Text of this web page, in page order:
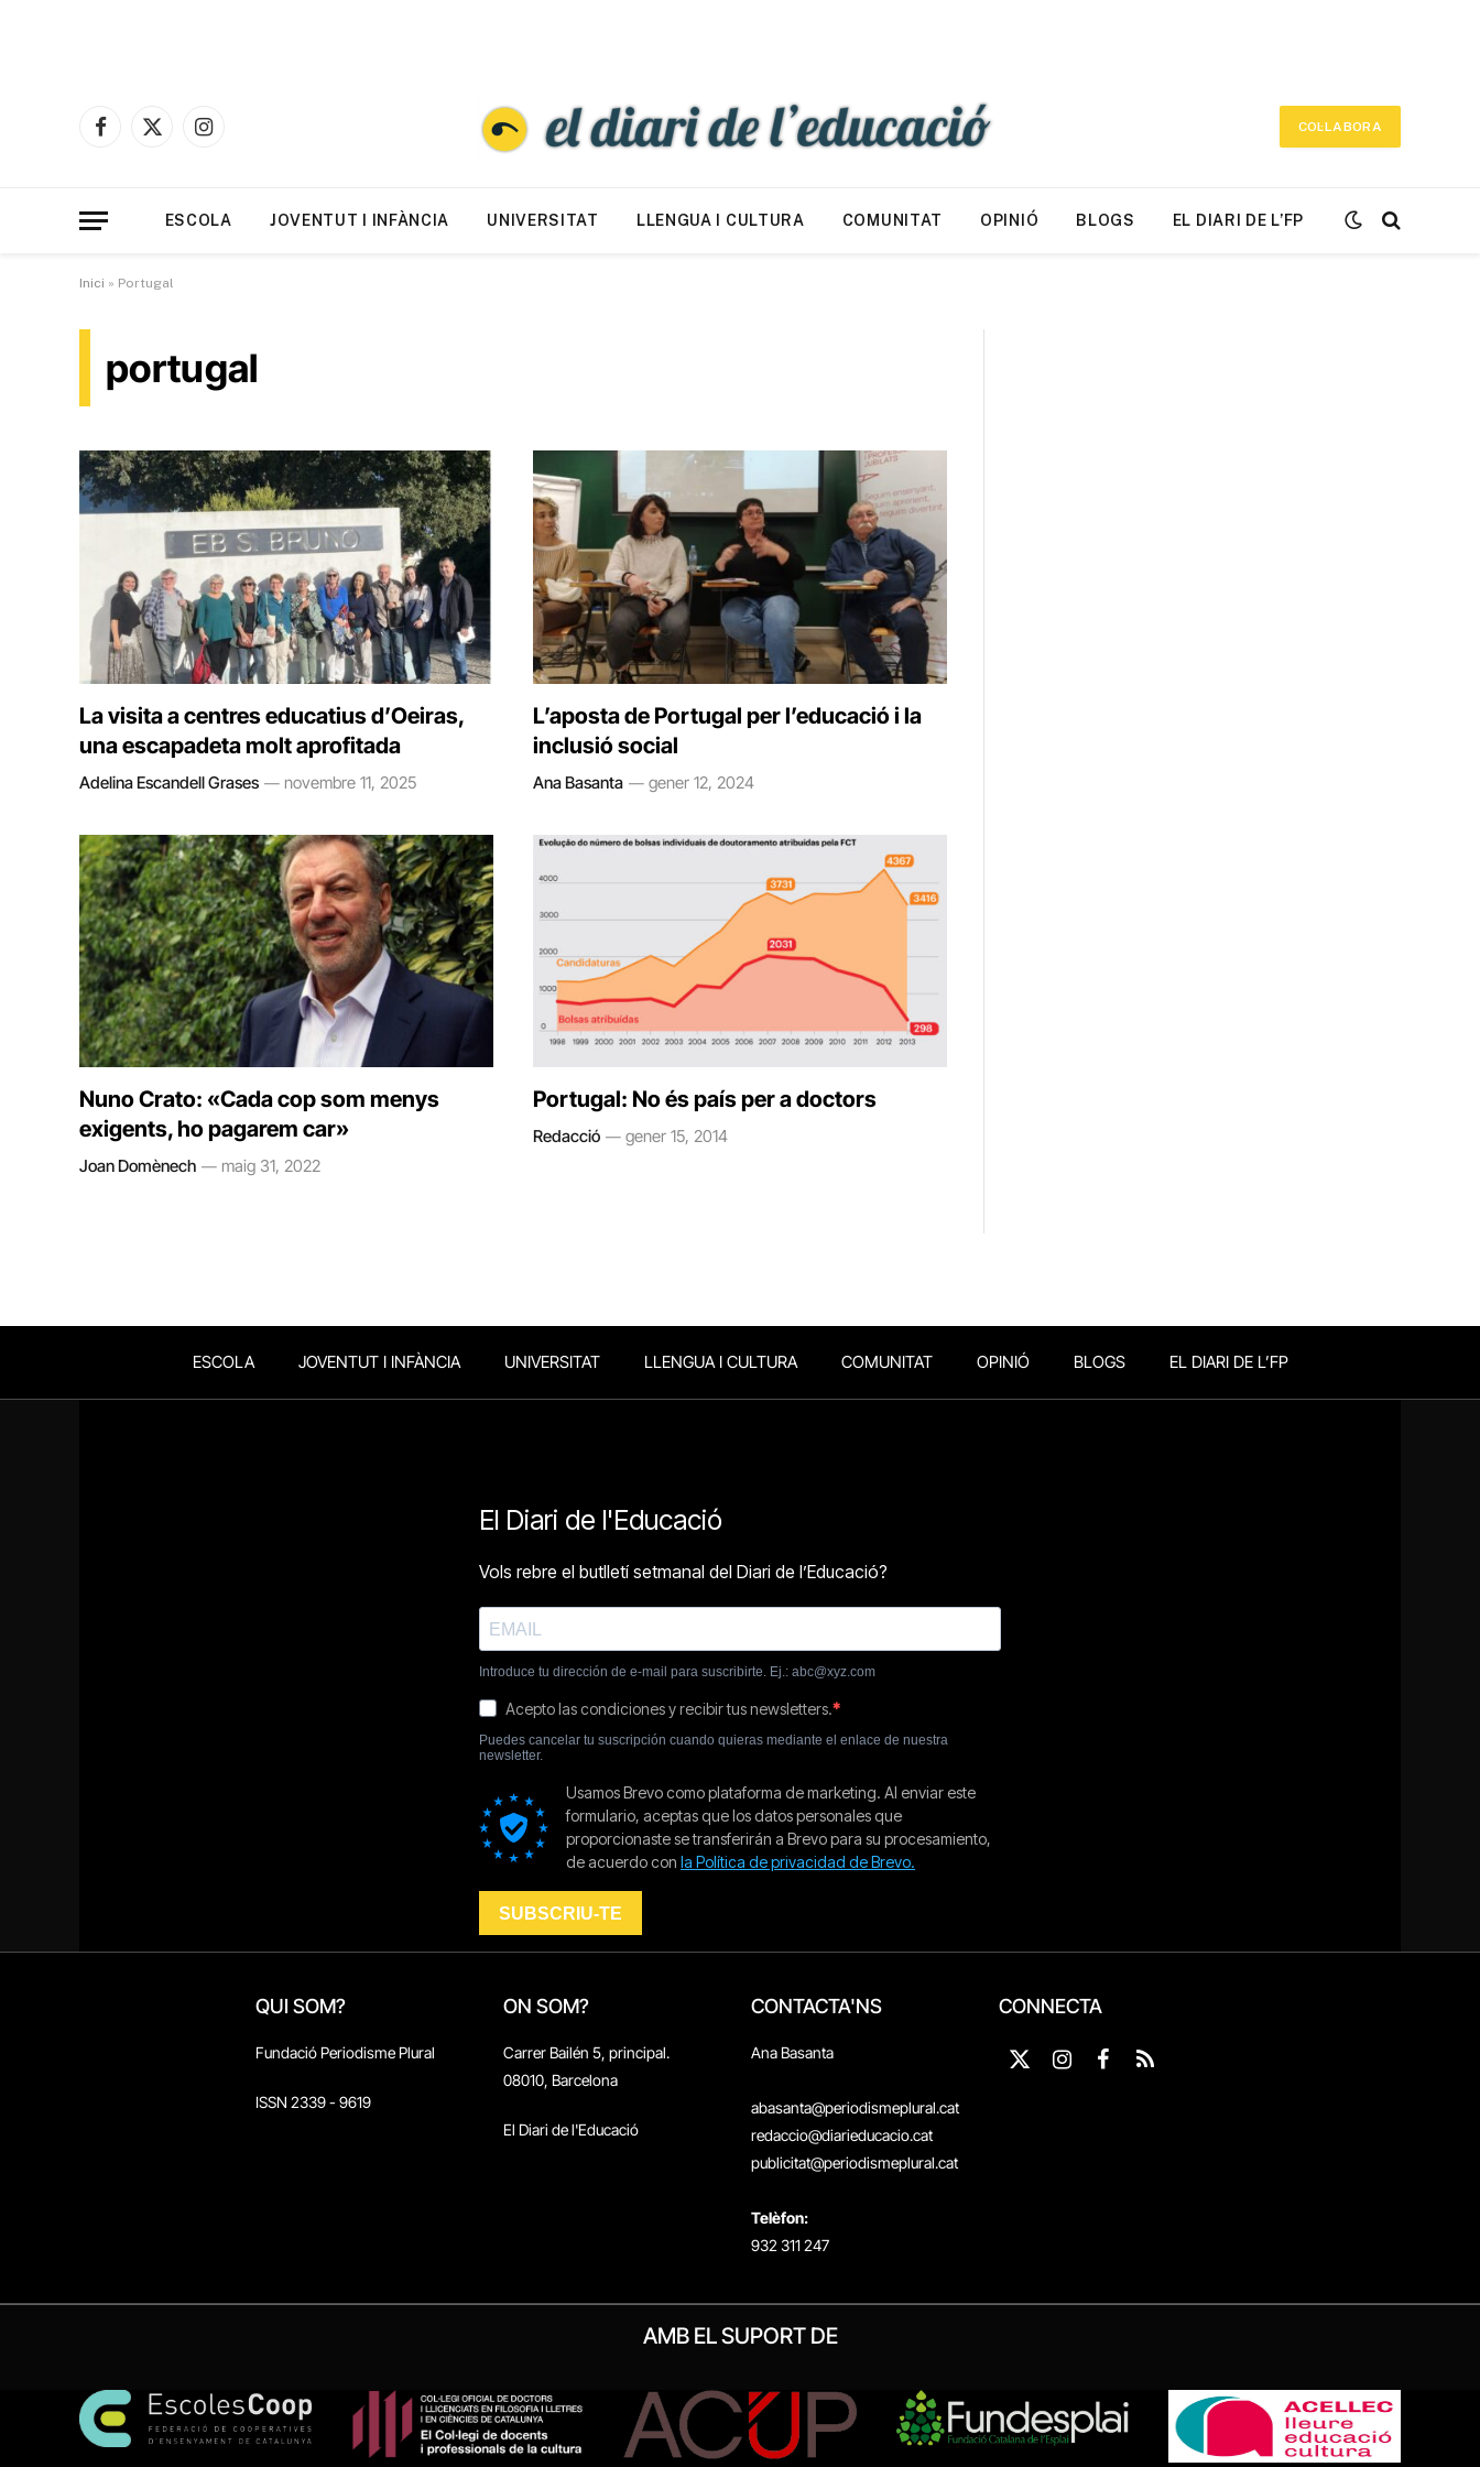
Facebook
X
Instagram
COL·LABORA
ESCOLA JOVENTUT I INFÀNCIA UNIVERSITAT LLENGUA I CULTURA COMUNITAT OPINIÓ BLOGS EL DIARI DE L’FP
Inici » Portugal
portugal
La visita a centres educatius d’Oeiras,
una escapadeta molt aprofitada
Adelina Escandell Grases novembre 11, 2025
L’aposta de Portugal per l’educació i la
inclusió social
Ana Basanta gener 12, 2024
Nuno Crato: «Cada cop som menys
exigents, ho pagarem car»
Joan Domènech maig 31, 2022
Portugal: No és país per a doctors
Redacció gener 15, 2014
ESCOLA JOVENTUT I INFÀNCIA UNIVERSITAT LLENGUA I CULTURA COMUNITAT OPINIÓ BLOGS EL DIARI DE L’FP
QUI SOM?
Fundació Periodisme Plural
ISSN 2339 - 9619
ON SOM?
Carrer Bailén 5, principal.
08010, Barcelona
El Diari de l'Educació
CONTACTA'NS
Ana Basanta
abasanta@periodismeplural.cat
redaccio@diarieducacio.cat
publicitat@periodismeplural.cat
Telèfon:
932 311 247
CONNECTA
X
Instagram
Facebook
RSS
AMB EL SUPORT DE